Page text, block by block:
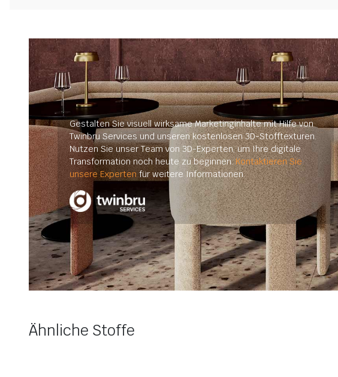
Gestalten Sie visuell wirksame Marketinginhalte mit Hilfe von
Twinbru Services und unseren kostenlosen 3D-Stofftexturen.
Nutzen Sie unser Team von 3D-Experten, um Ihre digitale
Transformation noch heute zu beginnen.Kontaktieren Sie
unsere Expertenfür weitere Informationen.
Ähnliche Stoffe